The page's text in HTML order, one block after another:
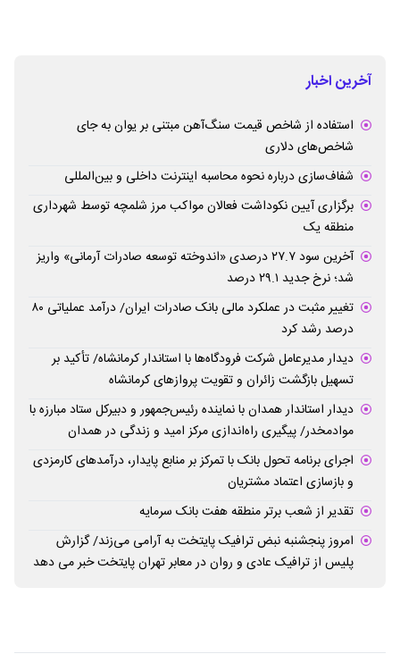
آخرین اخبار
استفاده از شاخص قیمت سنگ‌آهن مبتنی بر یوان به جای
شاخص‌های دلاری
شفاف‌سازی درباره نحوه محاسبه اینترنت داخلی و بین‌المللی
برگزاری آیین نکوداشت فعالان مواکب مرز شلمچه توسط شهرداری
منطقه یک
آخرین سود ۲۷.۷ درصدی «اندوخته توسعه صادرات آرمانی» واریز
شد؛ نرخ جدید ۲۹.۱ درصد
تغییر مثبت در عملکرد مالی بانک صادرات ایران/ درآمد عملیاتی ۸۰
درصد رشد کرد
دیدار مدیرعامل شرکت فرودگاه‌ها با استاندار کرمانشاه/ تأکید بر
تسهیل بازگشت زائران و تقویت پروازهای کرمانشاه
دیدار استاندار همدان با نماینده رئیس‌جمهور و دبیرکل ستاد مبارزه با
موادمخدر/ پیگیری راه‌اندازی مرکز امید و زندگی در همدان
اجرای برنامه تحول بانک با تمرکز بر منابع پایدار، درآمدهای کارمزدی
و بازسازی اعتماد مشتریان
تقدیر از شعب برتر منطقه هفت بانک سرمایه
امروز پنجشنبه نبض ترافیک پایتخت به آرامی می‌زند/ گزارش
پلیس از ترافیک عادی و روان در معابر تهران پایتخت خبر می دهد